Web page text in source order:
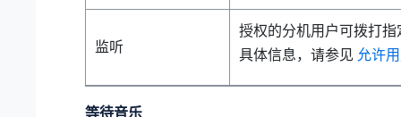
监听
授权的分机用户可拨打
具体信息，请参见 允许
等待音乐